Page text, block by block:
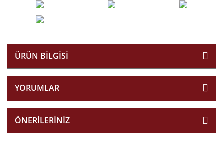
ÜRÜN BILGISI
YORUMLAR
ÖNERILERINIZ